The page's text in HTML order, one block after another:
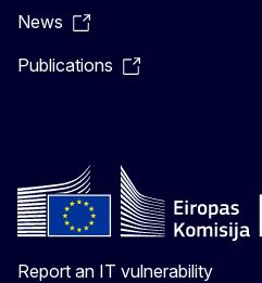
News
Publications
Report an IT vulnerability